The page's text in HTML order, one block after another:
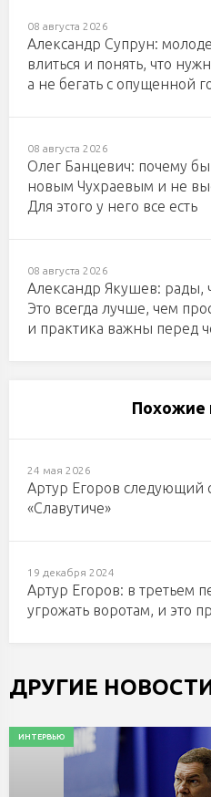
08 августа 2026
Александр Супрун:
влиться и понять, что
а не бегать с опущенной
08 августа 2026
Олег Банцевич: почему
новым Чухраевым и не
Для этого у него все есть
08 августа 2026
Александр Якушев: рады,
Это всегда лучше, чем
и практика важны перед
Похожие
24 мая 2026
Артур Егоров следующий
«Славутиче»
19 декабря 2024
Артур Егоров: в третьем
угрожать воротам, и это
ДРУГИЕ
ИНТЕРВЬЮ